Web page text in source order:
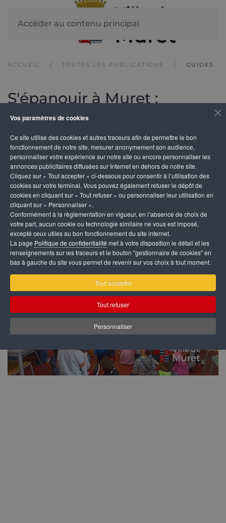
Vos paramètres de cookies
Ce site utilise des cookies et autres traceurs afin de permettre le bon
fonctionnement de notre site, mesurer anonymement son audience,
personnaliser votre expérience sur notre site ou encore personnaliser les
annonces publicitaires diffusées sur Internet en dehors de notre site.
Cliquez sur « Tout accepter » ci-dessous pour consentir à l’utilisation des
cookies sur votre terminal. Vous pouvez également refuser le dépôt de
cookies en cliquant sur « Tout refuser » ou personnaliser leur utilisation en
cliquant sur « Personnaliser ».
Conformément à la règlementation en vigueur, en l’absence de choix de
votre part, aucun cookie ou technologie similaire ne vous est imposé,
excepté ceux utiles au bon fonctionnement du site internet.
La page Politique de confidentialité met à votre disposition le détail et les
renseignements sur les traceurs et le bouton "gestionnaire de cookies" en
bas à gauche du site vous permet de revenir sur vos choix à tout moment.
Tout accepter
Tout refuser
Personnaliser
Accéder au contenu principal
ACCUEIL TOUTES LES PUBLICATIONS GUIDES
S'épanouir à Muret :
dispositif éducatif
municipal 2024-2025